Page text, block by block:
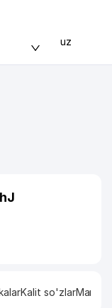
uz
Kalit so'zlarManzil